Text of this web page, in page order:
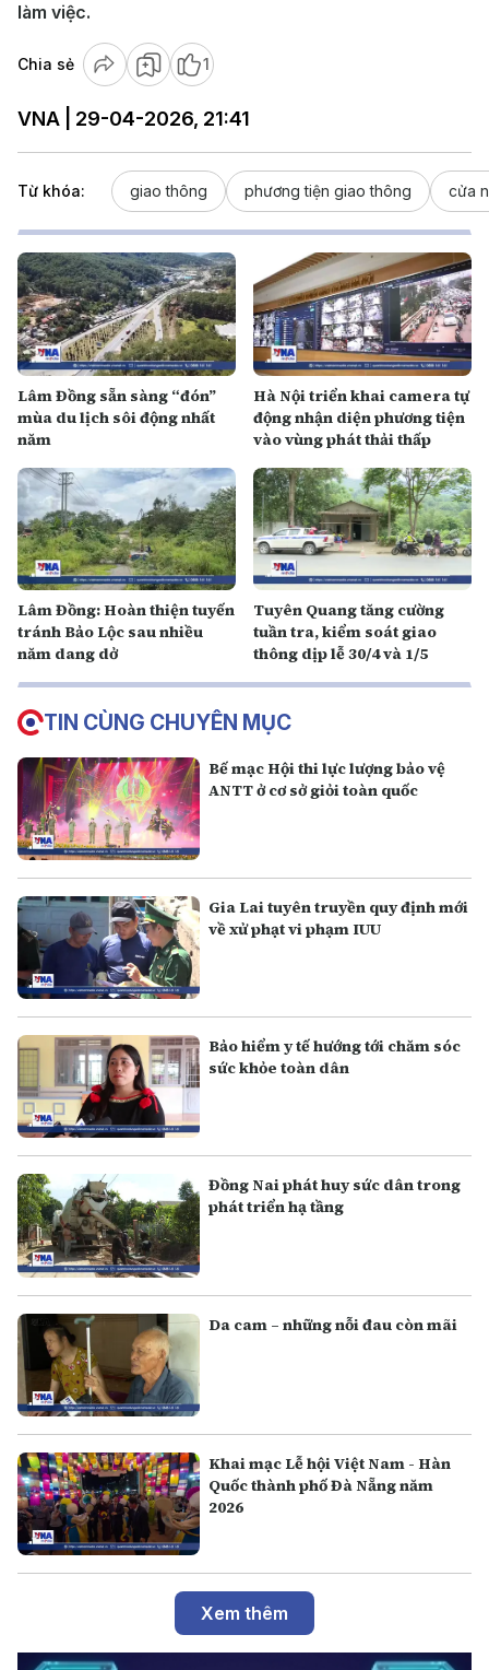
làm việc.
Chia sẻ 1
VNA | 29-04-2026, 21:41
Từ khóa: giao thông phương tiện giao thông cửa
Lâm Đồng sẵn sàng “đón”
mùa du lịch sôi động nhất
năm
Hà Nội triển khai camera tự
động nhận diện phương tiện
vào vùng phát thải thấp
Lâm Đồng: Hoàn thiện tuyến
tránh Bảo Lộc sau nhiều
năm dang dở
Tuyên Quang tăng cường
tuần tra, kiểm soát giao
thông dịp lễ 30/4 và 1/5
TIN CÙNG CHUYÊN MỤC
Bế mạc Hội thi lực lượng bảo vệ
ANTT ở cơ sở giỏi toàn quốc
Gia Lai tuyên truyền quy định mới
về xử phạt vi phạm IUU
Bảo hiểm y tế hướng tới chăm sóc
sức khỏe toàn dân
Đồng Nai phát huy sức dân trong
phát triển hạ tầng
Da cam – những nỗi đau còn mãi
Khai mạc Lễ hội Việt Nam - Hàn
Quốc thành phố Đà Nẵng năm
2026
Xem thêm